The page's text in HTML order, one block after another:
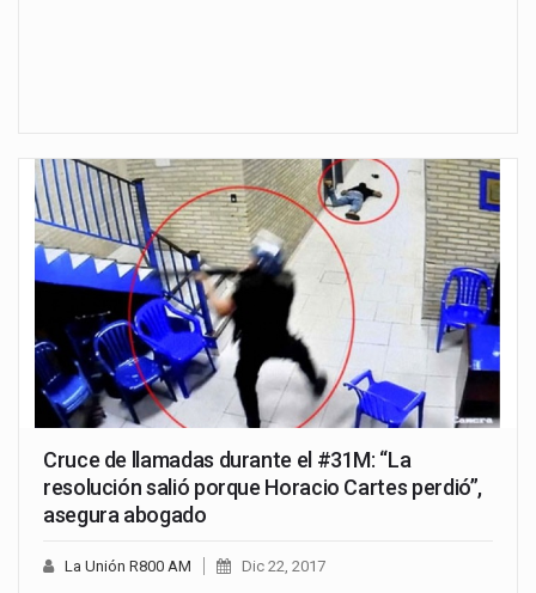
Cruce de llamadas durante el #31M: “La
resolución salió porque Horacio Cartes perdió”,
asegura abogado
La Unión R800 AM Dic 22, 2017